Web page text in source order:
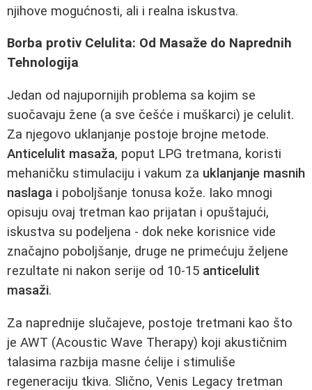
njihove mogućnosti, ali i realna iskustva.
Borba protiv Celulita: Od Masaže do Naprednih
Tehnologija
Jedan od najupornijih problema sa kojim se
suočavaju žene (a sve češće i muškarci) je celulit.
Za njegovo uklanjanje postoje brojne metode.
Anticelulit masaža, poput LPG tretmana, koristi
mehaničku stimulaciju i vakum za uklanjanje masnih
naslaga i poboljšanje tonusa kože. Iako mnogi
opisuju ovaj tretman kao prijatan i opuštajući,
iskustva su podeljena - dok neke korisnice vide
značajno poboljšanje, druge ne primećuju željene
rezultate ni nakon serije od 10-15 anticelulit
masaži.
Za naprednije slučajeve, postoje tretmani kao što
je AWT (Acoustic Wave Therapy) koji akustičnim
talasima razbija masne ćelije i stimuliše
regeneraciju tkiva. Slično, Venis Legacy tretman